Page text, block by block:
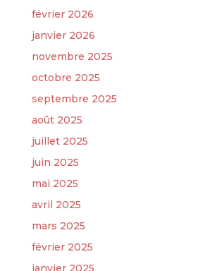
février 2026
janvier 2026
novembre 2025
octobre 2025
septembre 2025
août 2025
juillet 2025
juin 2025
mai 2025
avril 2025
mars 2025
février 2025
janvier 2025